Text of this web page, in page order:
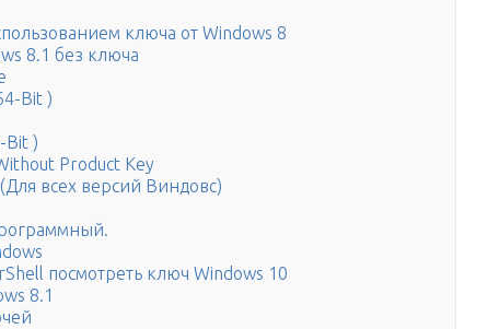
ключа от Windows 8
8.1 без ключа
Bit )
Bit )
Product Key
всех версий Виндовс)
посмотреть ключ Windows 10
8.1